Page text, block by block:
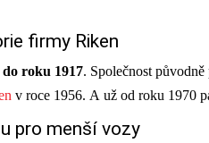
firmy Riken
roku 1917. Společnost
v roce 1956. A už od roku 1970
pro menší vozy